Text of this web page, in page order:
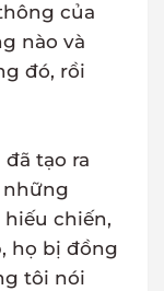
của
nào và
đó, rồi
tạo ra
những
chiến,
họ bị đồng
tôi nói